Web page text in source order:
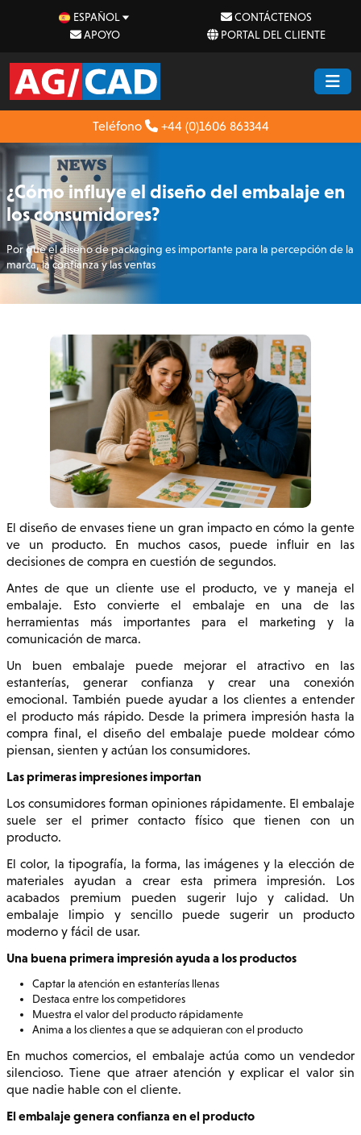
ESPAÑOL
CONTÁCTENOS
APOYO
PORTAL DEL CLIENTE
Teléfono +44 (0)1606 863344
¿Cómo influye el diseño del embalaje en
los consumidores?
Por qué el diseño de packaging es importante para la percepción de la
marca, la confianza y las ventas
El diseño de envases tiene un gran impacto en cómo la gente
ve un producto. En muchos casos, puede influir en las
decisiones de compra en cuestión de segundos.
Antes de que un cliente use el producto, ve y maneja el
embalaje. Esto convierte el embalaje en una de las
herramientas más importantes para el marketing y la
comunicación de marca.
Un buen embalaje puede mejorar el atractivo en las
estanterías, generar confianza y crear una conexión
emocional. También puede ayudar a los clientes a entender
el producto más rápido. Desde la primera impresión hasta la
compra final, el diseño del embalaje puede moldear cómo
piensan, sienten y actúan los consumidores.
Las primeras impresiones importan
Los consumidores forman opiniones rápidamente. El embalaje
suele ser el primer contacto físico que tienen con un
producto.
El color, la tipografía, la forma, las imágenes y la elección de
materiales ayudan a crear esta primera impresión. Los
acabados premium pueden sugerir lujo y calidad. Un
embalaje limpio y sencillo puede sugerir un producto
moderno y fácil de usar.
Una buena primera impresión ayuda a los productos
Captar la atención en estanterías llenas
Destaca entre los competidores
Muestra el valor del producto rápidamente
Anima a los clientes a que se adquieran con el producto
En muchos comercios, el embalaje actúa como un vendedor
silencioso. Tiene que atraer atención y explicar el valor sin
que nadie hable con el cliente.
El embalaje genera confianza en el producto